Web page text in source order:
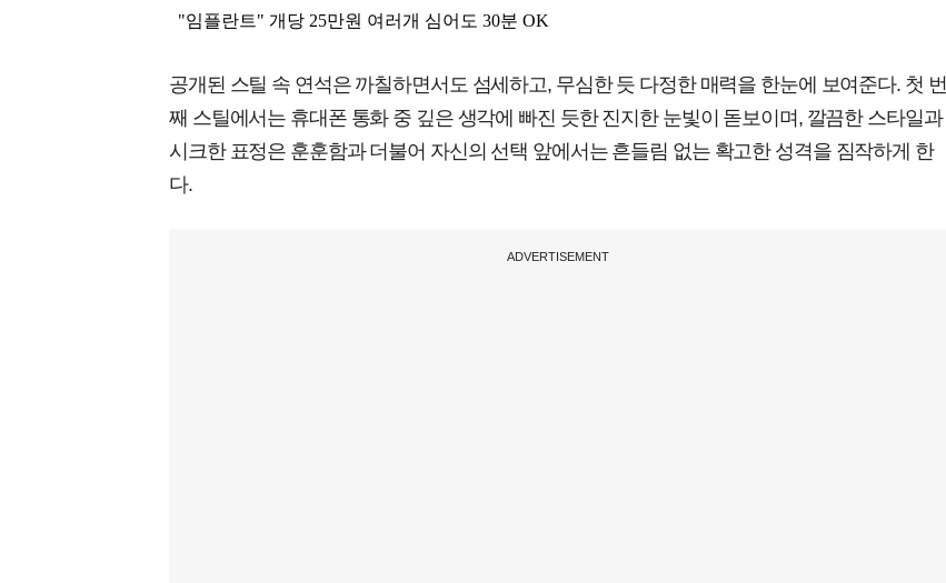
공개된 스틸 속 연석은 까칠하면서도 섬세하고, 무심한 듯 다정한 매력을 한눈에 보여준다. 첫 번
째 스틸에서는 휴대폰 통화 중 깊은 생각에 빠진 듯한 진지한 눈빛이 돋보이며, 깔끔한 스타일과
시크한 표정은 훈훈함과 더불어 자신의 선택 앞에서는 흔들림 없는 확고한 성격을 짐작하게 한
다.
ADVERTISEMENT